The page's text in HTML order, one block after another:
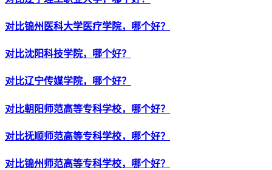
对比锦州医科大学医疗学院，哪个好？
对比沈阳科技学院，哪个好？
对比辽宁传媒学院，哪个好？
对比朝阳师范高等专科学校，哪个好？
对比抚顺师范高等专科学校，哪个好？
对比锦州师范高等专科学校，哪个好？